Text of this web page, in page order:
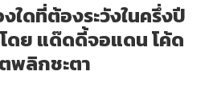
งใดที่ต้องระวังในครึ่งปี
ย แด๊ดดี้จอแดน โค้ด
พลิกชะตา